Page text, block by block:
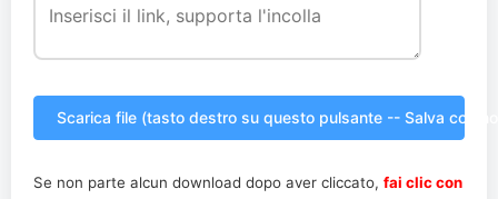
Scarica file (tasto destro su questo pulsante -- Salva con
Se non parte alcun download dopo aver cliccato, fai clic con